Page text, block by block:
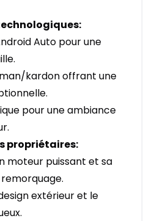
Auto pour une
kardon offrant une
pour une ambiance
propriétaires:
moteur puissant et sa
extérieur et le